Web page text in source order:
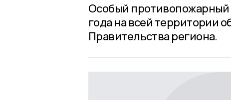
Особый противопожарный
года на всей территории
Правительства региона.